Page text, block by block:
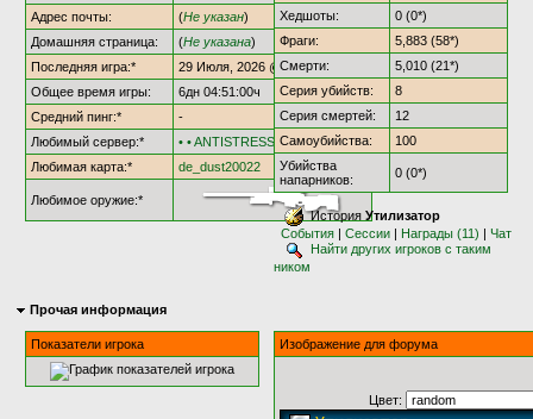
Адрес почты:
(Не указан)
Домашняя страница:
(Не указана)
Последняя игра:*
29 Июля, 2026 @ 10:47:04
Общее время игры:
6дн 04:51:00ч
Средний пинг:*
-
Любимый сервер:*
• • ANTISTRESS [†AS18†] • •
Любимая карта:*
de_dust20022
Любимое оружие:*
Хедшоты:
0 (0*)
Фраги:
5,883 (58*)
Смерти:
5,010 (21*)
Серия убийств:
8
Серия смертей:
12
Самоубийства:
100
Убийства
напарников:
0 (0*)
ИсторияУтилизатор
События |Сессии | Награды (11) |Чат
Найти других игроков с таким
ником
Прочая информация
Показатели игрока Изображение для форума
Цвет: